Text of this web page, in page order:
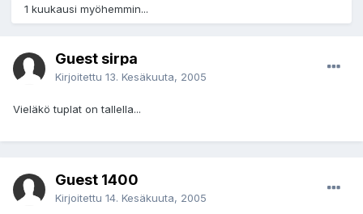
1 kuukausi myöhemmin...
Guest sirpa
Kirjoitettu 13. Kesäkuuta, 2005
Vieläkö tuplat on tallella...
Guest 1400
Kirjoitettu 14. Kesäkuuta, 2005